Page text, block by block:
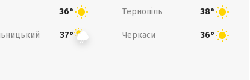
36° Тернопіль 38°
37° Черкаси 36°